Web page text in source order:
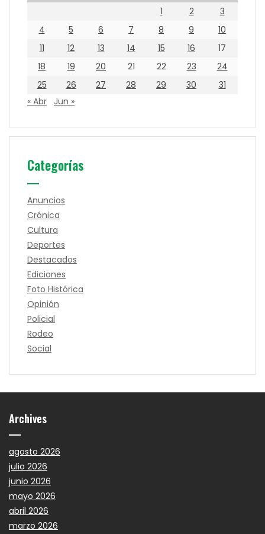
1
2
3
4
5 6 7 8 9
10
11
12 13 14 15 16
17
18
19 20 21 22 23
24
25
26 27 28 29 30
31
« Abr
Jun »
Categorías
Anuncios
Crónica
Cultura
Deportes
Destacados
Ediciones
Foto Histórica
Opinión
Policial
Rodeo
Social
Archives
agosto 2026
julio 2026
junio 2026
mayo 2026
abril 2026
marzo 2026